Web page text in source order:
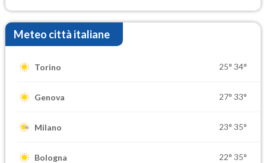
Meteo città italiane
Torino 25° 34°
Genova 27° 33°
Milano 23° 35°
Bologna 22° 35°